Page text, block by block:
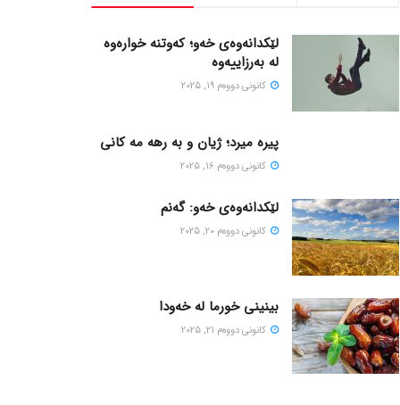
لێکدانەوەی خەو؛ کەوتنە خوارەوە
لە بەرزاییەوە
كانونی دووه‌م 19, 2025
پیره میرد؛ ژیان و به رهه مه کانی
كانونی دووه‌م 16, 2025
لێکدانەوەی خەو: گەنم
كانونی دووه‌م 20, 2025
بینینی خورما لە خەودا
كانونی دووه‌م 21, 2025